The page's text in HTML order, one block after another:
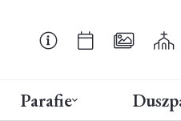
Parafie